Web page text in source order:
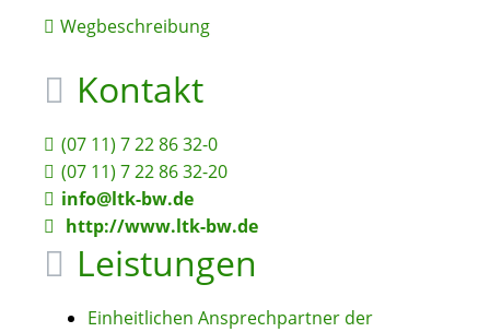
Wegbeschreibung
Kontakt
(07 11) 7 22 86 32-0
(07 11) 7 22 86 32-20
info@ltk-bw.de
http://www.ltk-bw.de
Leistungen
Einheitlichen Ansprechpartner der